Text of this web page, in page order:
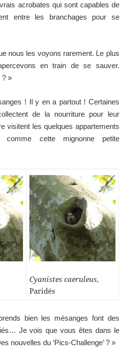
acrobates qui sont capables de
entre les branchages pour se
nous les voyons rarement. Le plus
en train de se sauver.
? »
! Il y en a partout ! Certaines
de la nourriture pour leur
visitent les quelques appartements
comme cette mignonne petite
Cyanistes caeruleus,
Paridés
bien les mésanges font des
Je vois que vous êtes dans le
nouvelles du ‘Pics-Challenge’ ? »